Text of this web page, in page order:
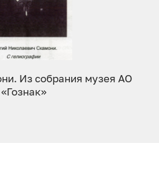
Из собрания музея АО
«Гознак»